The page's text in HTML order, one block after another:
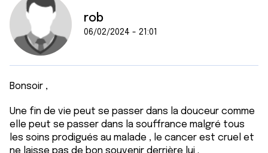
rob
06/02/2024 - 21:01
Bonsoir ,
Une fin de vie peut se passer dans la douceur comme
elle peut se passer dans la souffrance malgré tous
les soins prodigués au malade , le cancer est cruel et
ne laisse pas de bon souvenir derrière lui .